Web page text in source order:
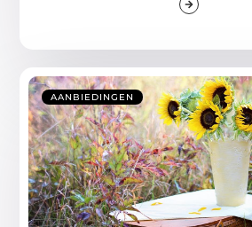
AANBIEDINGEN